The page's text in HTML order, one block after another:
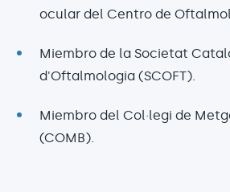
ocular del Centro de
Miembro de la Societat
d'Oftalmologia (SCOFT).
Miembro del Col·legi de
(COMB).